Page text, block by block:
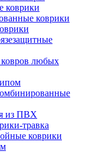
коврики
коврики
любых
из ПВХ
травка
коврики